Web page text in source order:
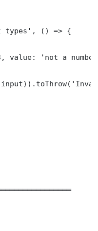
types', () => {
value: 'not a